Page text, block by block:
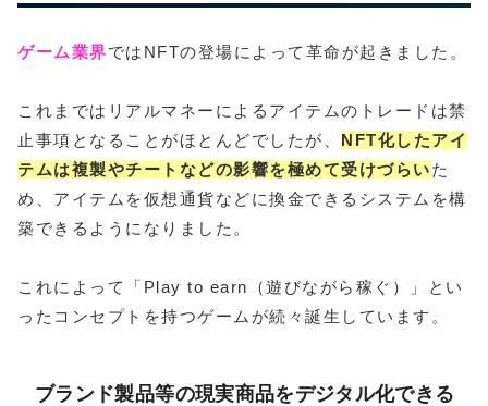
ゲーム業界ではNFTの登場によって革命が起きました。
これまではリアルマネーによるアイテムのトレードは禁
止事項となることがほとんどでしたが、 NFT化したアイ
テムは複製やチートなどの影響を極めて受けづらいた
め、アイテムを仮想通貨などに換金できるシステムを構
築できるようになりました。
これによって「Play to earn（遊びながら稼ぐ）」とい
ったコンセプトを持つゲームが続々誕生しています。
ブランド製品等の現実商品をデジタル化できる